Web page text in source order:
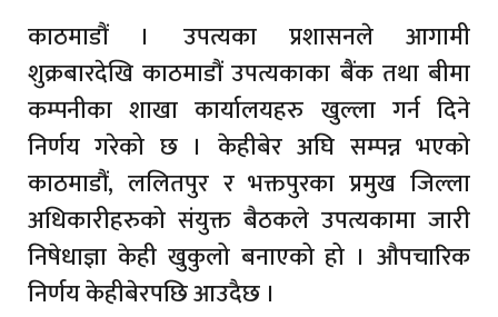
काठमाडौं । उपत्यका प्रशासनले आगामी
शुक्रबारदेखि काठमाडौं उपत्यकाका बैंक तथा बीमा
कम्पनीका शाखा कार्यालयहरु खुल्ला गर्न दिने
निर्णय गरेको छ । केहीबेर अघि सम्पन्न भएको
काठमाडौं, ललितपुर र भक्तपुरका प्रमुख जिल्ला
अधिकारीहरुको संयुक्त बैठकले उपत्यकामा जारी
निषेधाज्ञा केही खुकुलो बनाएको हो । औपचारिक
निर्णय केहीबेरपछि आउदैछ ।